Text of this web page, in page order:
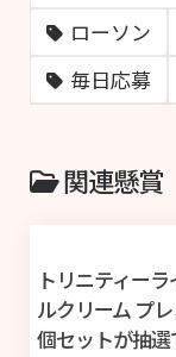
ローソン
毎日応募
関連懸賞
トリニティー
ルクリーム プ
個セットが抽選